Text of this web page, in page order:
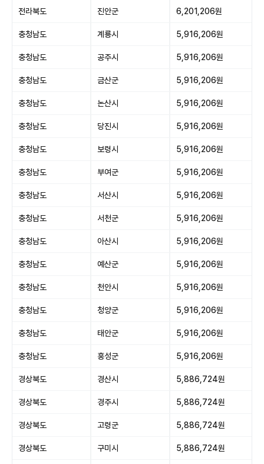
전라북도 진안군 6,201,206원
충청남도 계룡시 5,916,206원
충청남도 공주시 5,916,206원
충청남도 금산군 5,916,206원
충청남도 논산시 5,916,206원
충청남도 당진시 5,916,206원
충청남도 보령시 5,916,206원
충청남도 부여군 5,916,206원
충청남도 서산시 5,916,206원
충청남도 서천군 5,916,206원
충청남도 아산시 5,916,206원
충청남도 예산군 5,916,206원
충청남도 천안시 5,916,206원
충청남도 청양군 5,916,206원
충청남도 태안군 5,916,206원
충청남도 홍성군 5,916,206원
경상북도 경산시 5,886,724원
경상북도 경주시 5,886,724원
경상북도 고령군 5,886,724원
경상북도 구미시 5,886,724원